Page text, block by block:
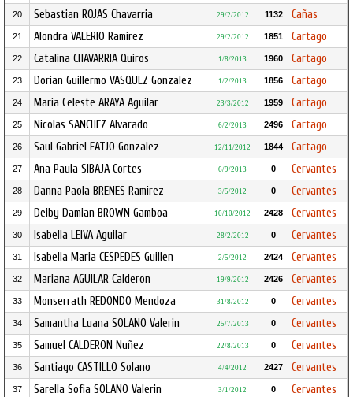
20 Sebastian ROJAS Chavarria 29/2/2012 1132 Cañas
21 Alondra VALERIO Ramirez 29/2/2012 1851 Cartago
22 Catalina CHAVARRIA Quiros 1/8/2013 1960 Cartago
23 Dorian Guillermo VASQUEZ Gonzalez 1/2/2013 1856 Cartago
24 Maria Celeste ARAYA Aguilar 23/3/2012 1959 Cartago
25 Nicolas SANCHEZ Alvarado 6/2/2013 2496 Cartago
26 Saul Gabriel FATJO Gonzalez 12/11/2012 1844 Cartago
27 Ana Paula SIBAJA Cortes 6/9/2013 0 Cervantes
28 Danna Paola BRENES Ramirez 3/5/2012 0 Cervantes
29 Deiby Damian BROWN Gamboa 10/10/2012 2428 Cervantes
30 Isabella LEIVA Aguilar 28/2/2012 0 Cervantes
31 Isabella Maria CESPEDES Guillen 2/5/2012 2424 Cervantes
32 Mariana AGUILAR Calderon 19/9/2012 2426 Cervantes
33 Monserrath REDONDO Mendoza 31/8/2012 0 Cervantes
34 Samantha Luana SOLANO Valerin 25/7/2013 0 Cervantes
35 Samuel CALDERON Nuñez 22/8/2013 0 Cervantes
36 Santiago CASTILLO Solano 4/4/2012 2427 Cervantes
37 Sarella Sofia SOLANO Valerin 3/1/2012 0 Cervantes